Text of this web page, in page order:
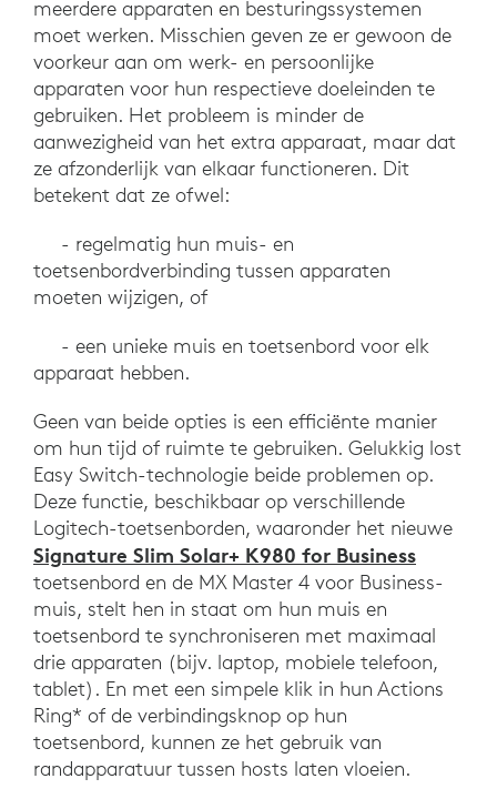
meerdere apparaten en besturingssystemen
moet werken. Misschien geven ze er gewoon de
voorkeur aan om werk- en persoonlijke
apparaten voor hun respectieve doeleinden te
gebruiken. Het probleem is minder de
aanwezigheid van het extra apparaat, maar dat
ze afzonderlijk van elkaar functioneren. Dit
betekent dat ze ofwel:
- regelmatig hun muis- en
toetsenbordverbinding tussen apparaten
moeten wijzigen, of
- een unieke muis en toetsenbord voor elk
apparaat hebben.
Geen van beide opties is een efficiënte manier
om hun tijd of ruimte te gebruiken. Gelukkig lost
Easy Switch-technologie beide problemen op.
Deze functie, beschikbaar op verschillende
Logitech-toetsenborden, waaronder het nieuwe
Signature Slim Solar+ K980 for Business
toetsenbord en de MX Master 4 voor Business-
muis, stelt hen in staat om hun muis en
toetsenbord te synchroniseren met maximaal
drie apparaten (bijv. laptop, mobiele telefoon,
tablet). En met een simpele klik in hun Actions
Ring* of de verbindingsknop op hun
toetsenbord, kunnen ze het gebruik van
randapparatuur tussen hosts laten vloeien.